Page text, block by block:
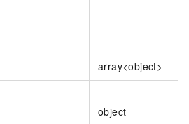
array<object>
object